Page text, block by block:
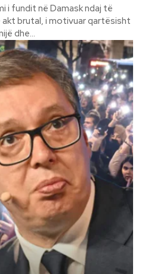
brutal, i motivuar qartësisht
dhe...